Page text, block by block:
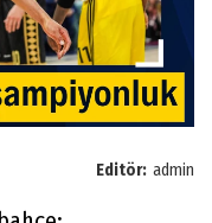
Editör: admin